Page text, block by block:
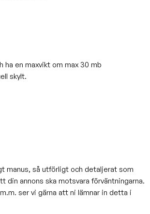
en maxvikt om max 30 mb
skylt.
manus, så utförligt och detaljerat som
annons ska motsvara förväntningarna.
ser vi gärna att ni lämnar in detta i